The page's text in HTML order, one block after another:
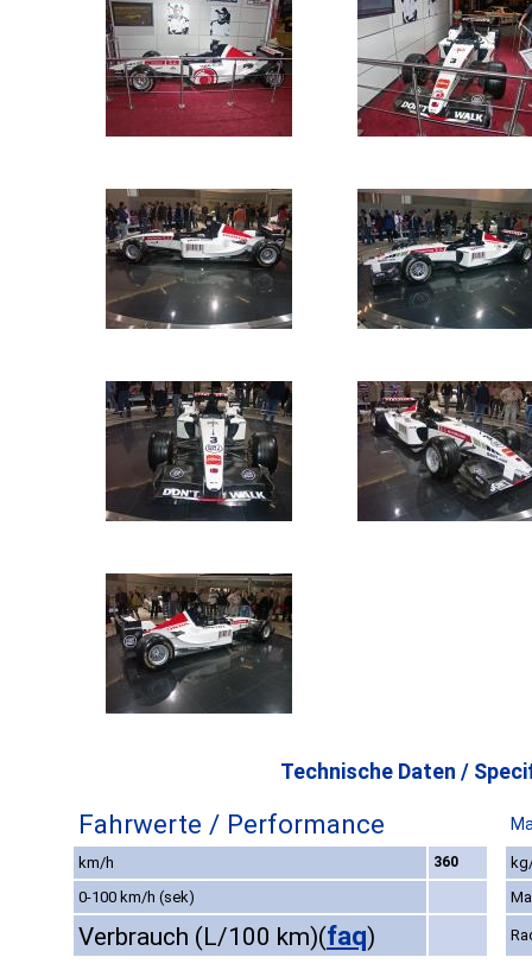
Technische Daten /
Fahrwerte / Performance
km/h 360
0-100 km/h (sek)
Verbrauch (L/100 km)(faq)